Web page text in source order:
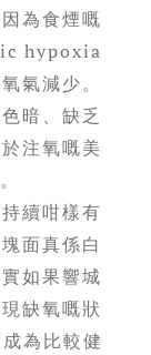
為食煙嘅
hypoxia
氣減少。
暗、缺乏
注氧嘅美
續咁樣有
面真係白
如果響城
缺氧嘅狀
為比較健